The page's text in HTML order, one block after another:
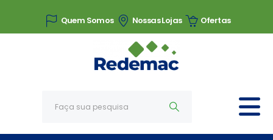
Quem Somos Nossas Lojas Ofertas